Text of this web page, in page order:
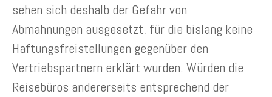
sehen sich deshalb der Gefahr von
Abmahnungen ausgesetzt, für die bislang keine
Haftungsfreistellungen gegenüber den
Vertriebspartnern erklärt wurden. Würden die
Reisebüros andererseits entsprechend der